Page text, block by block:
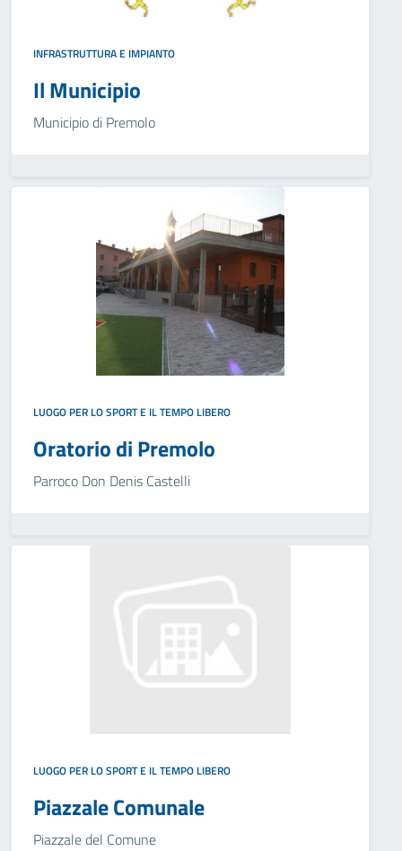
INFRASTRUTTURA E IMPIANTO
Il Municipio
Municipio di Premolo
LUOGO PER LO SPORT E IL TEMPO LIBERO
Oratorio di Premolo
Parroco Don Denis Castelli
LUOGO PER LO SPORT E IL TEMPO LIBERO
Piazzale Comunale
Piazzale del Comune